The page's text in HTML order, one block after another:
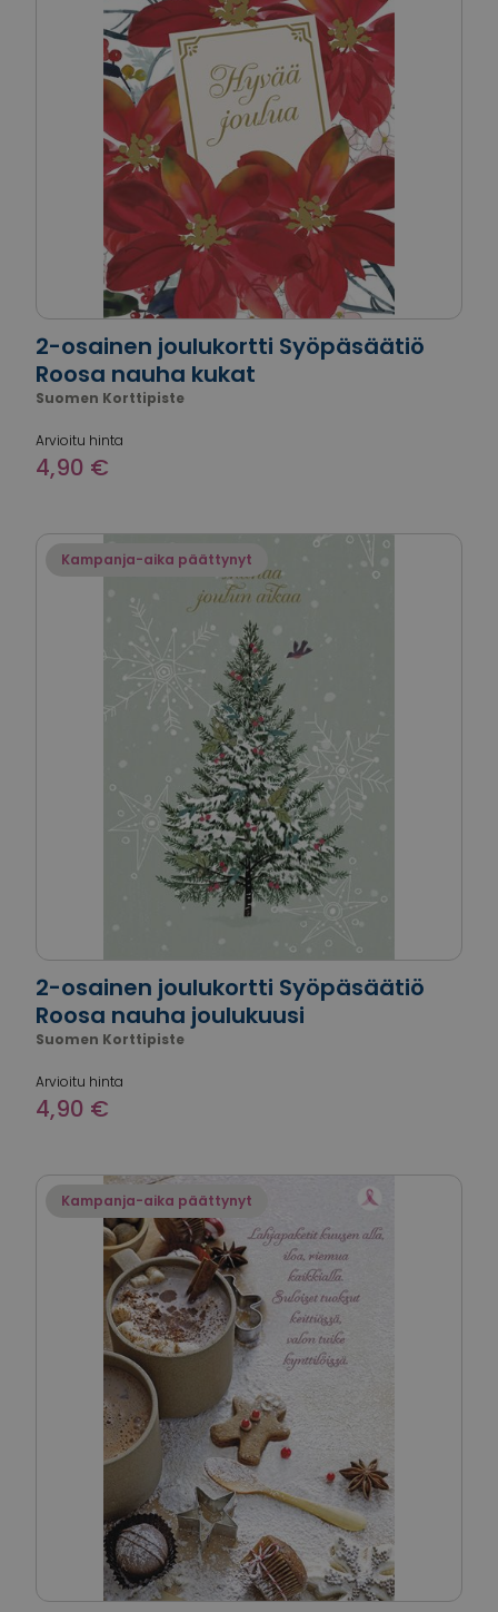
2-osainen joulukortti Syöpäsäätiö
Roosa nauha kukat
Suomen Korttipiste
Arvioitu hinta
4,90 €
Kampanja-aika päättynyt
2-osainen joulukortti Syöpäsäätiö
Roosa nauha joulukuusi
Suomen Korttipiste
Arvioitu hinta
4,90 €
Kampanja-aika päättynyt